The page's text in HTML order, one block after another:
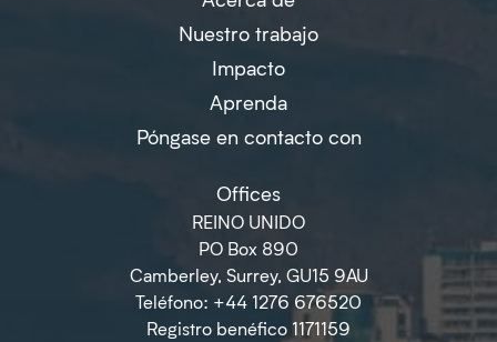
Nuestro trabajo
Impacto
Aprenda
Póngase en contacto con
Offices
REINO UNIDO
PO Box 890
Camberley, Surrey, GU15 9AU
Teléfono: +44 1276 676520
Registro benéfico 1171159